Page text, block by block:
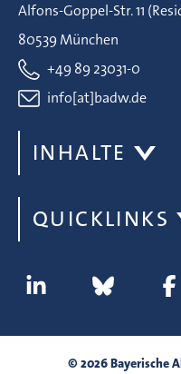
Alfons-Goppel-Str. 11
80539 München
+49 89 23031-0
info[at]badw.de
INHALTE
QUICKLINKS
© 2026 Bayerische